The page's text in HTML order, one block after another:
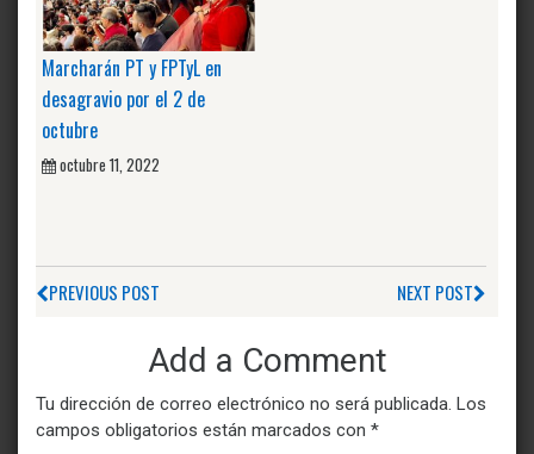
Marcharán PT y FPTyL en
desagravio por el 2 de
octubre
octubre 11, 2022
PREVIOUS POST NEXT POST
Add a Comment
Tu dirección de correo electrónico no será publicada. Los
campos obligatorios están marcados con *